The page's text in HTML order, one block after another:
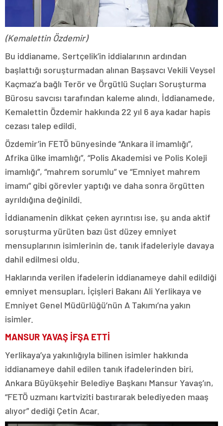
(Kemalettin Özdemir)
Bu iddianame, Sertçelik’in iddialarının ardından
başlattığı soruşturmadan alınan Başsavcı Vekili Veysel
Kaçmaz’a bağlı Terör ve Örgütlü Suçları Soruşturma
Bürosu savcısı tarafından kaleme alındı. İddianamede,
Kemalettin Özdemir hakkında 22 yıl 6 aya kadar hapis
cezası talep edildi.
Özdemir’in FETÖ bünyesinde “Ankara il imamlığı”,
Afrika ülke imamlığı”, “Polis Akademisi ve Polis Koleji
imamlığı”, “mahrem sorumlu” ve “Emniyet mahrem
imamı” gibi görevler yaptığı ve daha sonra örgütten
ayrıldığına değinildi.
İddianamenin dikkat çeken ayrıntısı ise, şu anda aktif
soruşturma yürüten bazı üst düzey emniyet
mensuplarının isimlerinin de, tanık ifadeleriyle davaya
dahil edilmesi oldu.
Haklarında verilen ifadelerin iddianameye dahil edildiği
emniyet mensupları, İçişleri Bakanı Ali Yerlikaya ve
Emniyet Genel Müdürlüğü’nün A Takımı’na yakın
isimler.
MANSUR YAVAŞ İFŞA ETTİ
Yerlikaya’ya yakınlığıyla bilinen isimler hakkında
iddianameye dahil edilen tanık ifadelerinden biri,
Ankara Büyükşehir Belediye Başkanı Mansur Yavaş’ın,
“FETÖ uzmanı kartviziti bastırarak belediyeden maaş
alıyor” dediği Çetin Acar.